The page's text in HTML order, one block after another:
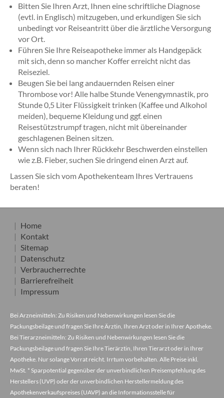
Bitten Sie Ihren Arzt, Ihnen eine schriftliche Diagnose
(evtl. in Englisch) mitzugeben, und erkundigen Sie sich
unbedingt vor Reiseantritt über die ärztliche Versorgung
vor Ort.
Führen Sie Ihre Reiseapotheke immer als Handgepäck
mit sich, denn so mancher Koffer erreicht nicht das
Reiseziel.
Beugen Sie bei lang andauernden Reisen einer
Thrombose vor! Alle halbe Stunde Venengymnastik, pro
Stunde 0,5 Liter Flüssigkeit trinken (Kaffee und Alkohol
meiden), bequeme Kleidung und ggf. einen
Reisestützstrumpf tragen, nicht mit übereinander
geschlagenen Beinen sitzen.
Wenn sich nach Ihrer Rückkehr Beschwerden einstellen
wie z.B. Fieber, suchen Sie dringend einen Arzt auf.
Lassen Sie sich vom Apothekenteam Ihres Vertrauens
beraten!
Home
Kontakt
Sitemap
Datenschutz
Verbraucherrechte
Barrierefreiheit
Impressum
Bei Arzneimitteln: Zu Risiken und Nebenwirkungen lesen Sie die
Packungsbeilage und fragen Sie Ihre Ärztin, Ihren Arzt oder in Ihrer Apotheke.
Bei Tierarzneimitteln: Zu Risiken und Nebenwirkungen lesen Sie die
Packungsbeilage und fragen Sie Ihre Tierärztin, Ihren Tierarzt oder in Ihrer
Apotheke. Nur solange Vorrat reicht. Irrtum vorbehalten. Alle Preise inkl.
MwSt. * Sparpotential gegenüber der unverbindlichen Preisempfehlung des
Herstellers (UVP) oder der unverbindlichen Herstellermeldung des
Apothekenverkaufspreises (UAVP) an die Informationsstelle für